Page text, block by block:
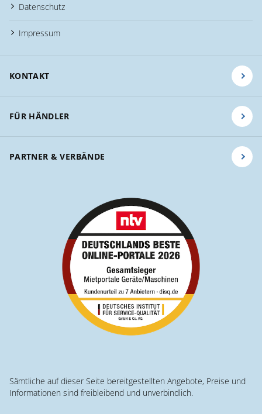
Datenschutz
Impressum
KONTAKT
FÜR HÄNDLER
PARTNER & VERBÄNDE
Sämtliche auf dieser Seite bereitgestellten Angebote, Preise und
Informationen sind freibleibend und unverbindlich.